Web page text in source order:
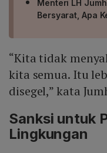
Menteri LH
Bersyarat, Apa
“Kita tidak
kita semua. Itu
disegel,” kata
Sanksi untuk
Lingkungan